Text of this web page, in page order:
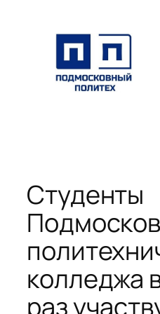
содержимому
Студенты
колледжа
раз